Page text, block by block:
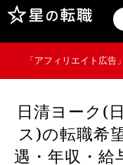
「アフィリエイト広
日清ヨーク(
ス)の転職希
遇・年収・給